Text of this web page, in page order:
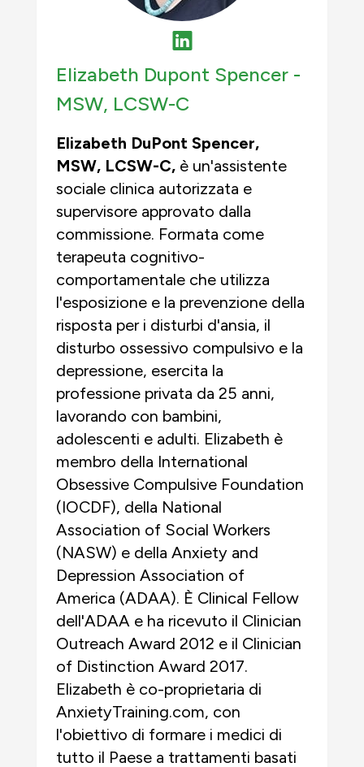
Elizabeth Dupont Spencer -
MSW, LCSW-C
Elizabeth DuPont Spencer,
MSW, LCSW-C, è un'assistente
sociale clinica autorizzata e
supervisore approvato dalla
commissione. Formata come
terapeuta cognitivo-
comportamentale che utilizza
l'esposizione e la prevenzione della
risposta per i disturbi d'ansia, il
disturbo ossessivo compulsivo e la
depressione, esercita la
professione privata da 25 anni,
lavorando con bambini,
adolescenti e adulti. Elizabeth è
membro della International
Obsessive Compulsive Foundation
(IOCDF), della National
Association of Social Workers
(NASW) e della Anxiety and
Depression Association of
America (ADAA). È Clinical Fellow
dell'ADAA e ha ricevuto il Clinician
Outreach Award 2012 e il Clinician
of Distinction Award 2017.
Elizabeth è co-proprietaria di
AnxietyTraining.com, con
l'obiettivo di formare i medici di
tutto il Paese a trattamenti basati